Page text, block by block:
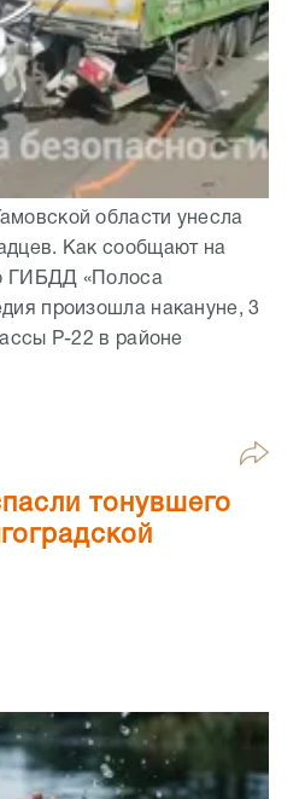
области унесла
Как сообщают на
ГИБДД «Полоса
произошла накануне, 3
Р-22 в районе
тонувшего